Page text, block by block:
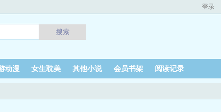
登录
搜索
动漫 女生耽美 其他小说 会员书架 阅读记录